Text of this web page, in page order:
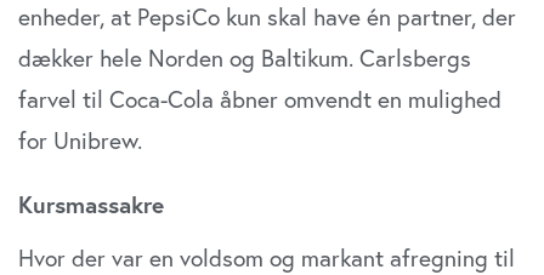
enheder, at PepsiCo kun skal have én partner, der
dækker hele Norden og Baltikum. Carlsbergs
farvel til Coca-Cola åbner omvendt en mulighed
for Unibrew.
Kursmassakre
Hvor der var en voldsom og markant afregning til